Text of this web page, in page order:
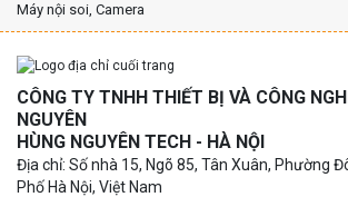
Máy nội soi, Camera
CÔNG TY TNHH THIẾT BỊ VÀ CÔNG
NGUYÊN
HÙNG NGUYÊN TECH - HÀ NỘI
Địa chỉ: Số nhà 15, Ngõ 85, Tân Xuân, Phường
Phố Hà Nội, Việt Nam